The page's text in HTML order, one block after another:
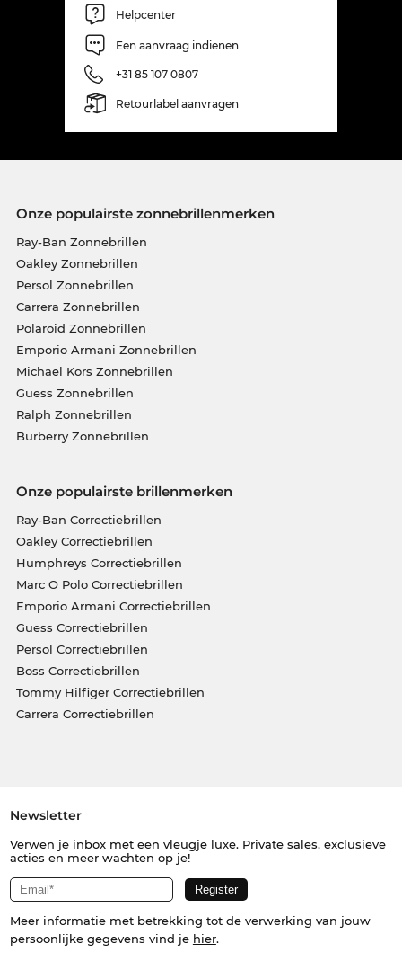
Helpcenter
Een aanvraag indienen
+31 85 107 0807
Retourlabel aanvragen
Onze populairste zonnebrillenmerken
Ray-Ban Zonnebrillen
Oakley Zonnebrillen
Persol Zonnebrillen
Carrera Zonnebrillen
Polaroid Zonnebrillen
Emporio Armani Zonnebrillen
Michael Kors Zonnebrillen
Guess Zonnebrillen
Ralph Zonnebrillen
Burberry Zonnebrillen
Onze populairste brillenmerken
Ray-Ban Correctiebrillen
Oakley Correctiebrillen
Humphreys Correctiebrillen
Marc O Polo Correctiebrillen
Emporio Armani Correctiebrillen
Guess Correctiebrillen
Persol Correctiebrillen
Boss Correctiebrillen
Tommy Hilfiger Correctiebrillen
Carrera Correctiebrillen
Newsletter
Verwen je inbox met een vleugje luxe. Private sales, exclusieve
acties en meer wachten op je!
Meer informatie met betrekking tot de verwerking van jouw
persoonlijke gegevens vind je hier.